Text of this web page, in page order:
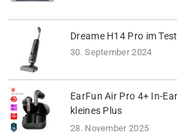
Dreame H14 Pro im Test
30. September 2024
EarFun Air Pro 4+ In-
kleines Plus
28. November 2025